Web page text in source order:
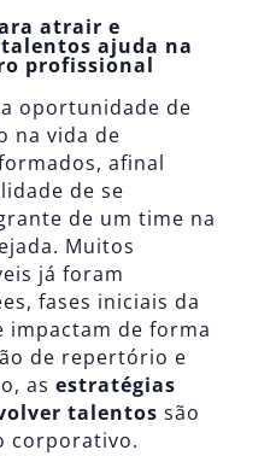
atrair e
ajuda na
profissional
oportunidade de
na vida de
afinal
de se
de um time na
Muitos
já foram
fases iniciais da
impactam de forma
de repertório e
as estratégias
talentos são
corporativo.